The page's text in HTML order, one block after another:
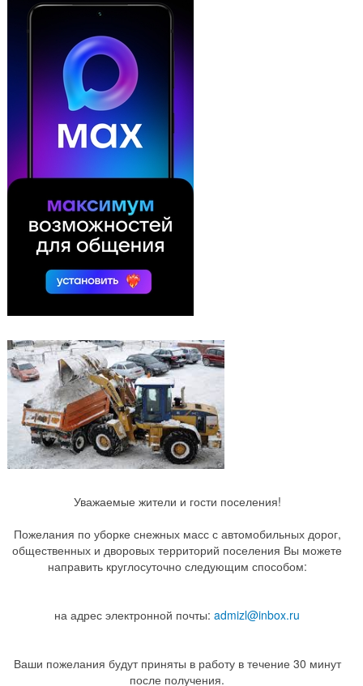
Уважаемые жители и гости поселения!
Пожелания по уборке снежных масс с автомобильных дорог,
общественных и дворовых территорий поселения Вы можете
направить круглосуточно следующим способом:
на адрес электронной почты: admizl@inbox.ru
Ваши пожелания будут приняты в работу в течение 30 минут
после получения.